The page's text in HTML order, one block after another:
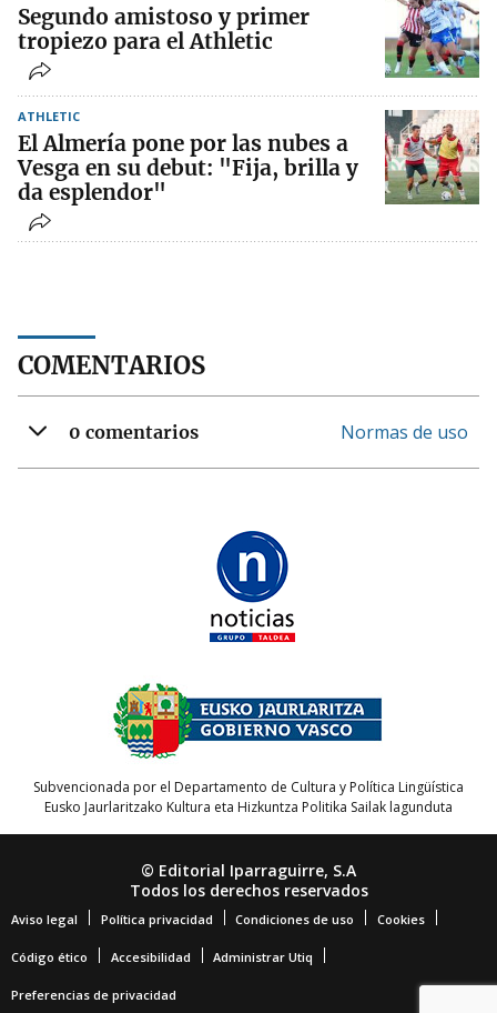
Segundo amistoso y primer
tropiezo para el Athletic
ATHLETIC
El Almería pone por las nubes a
Vesga en su debut: "Fija, brilla y
da esplendor"
COMENTARIOS
0 comentarios Normas de uso
Subvencionada por el Departamento de Cultura y Política Lingüística
Eusko Jaurlaritzako Kultura eta Hizkuntza Politika Sailak lagunduta
© Editorial Iparraguirre, S.A
Todos los derechos reservados
Aviso legal Política privacidad Condiciones de uso Cookies
Código ético Accesibilidad Administrar Utiq
Preferencias de privacidad